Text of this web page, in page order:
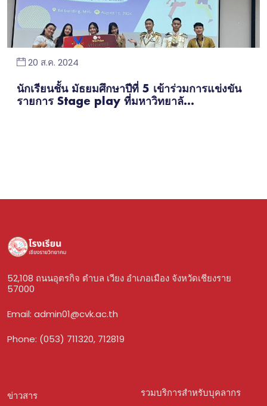
20 ส.ค. 2024
นักเรียนชั้น มัธยมศึกษาปีที่ 5 เข้าร่วมการแข่งขัน
รายการ Stage play ที่มหาวิทยาลั...
52,108 ถนนอุตรกิจ ตำบล เวียง อำเภอเมือง จังหวัดเชียงราย
57000
Email: admin01@cvk.ac.th
Phone: (053) 711320, 712819
ข่าวสาร
รวมบริการสำหรับบุคลากร